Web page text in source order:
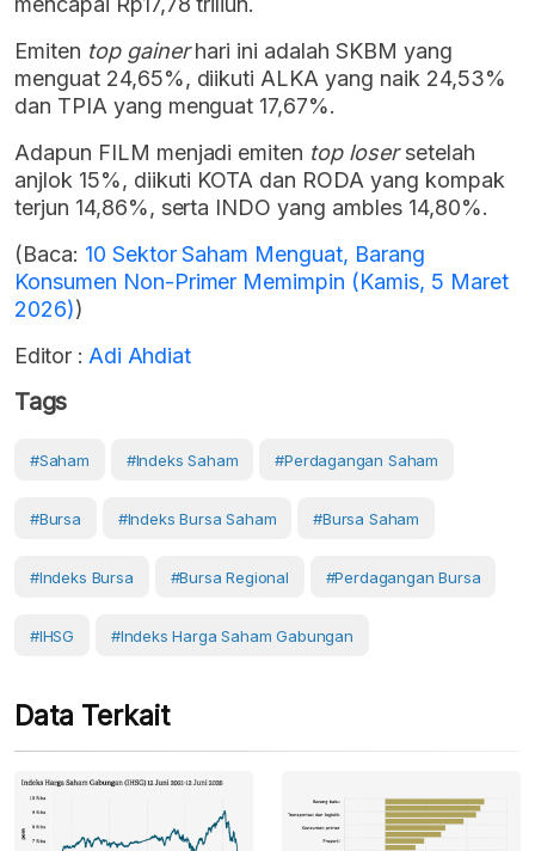
Emiten top gainerhari ini adalah SKBM yang
menguat 24,65%, diikuti ALKA yang naik 24,53%
dan TPIA yang menguat 17,67%.
Adapun FILM menjadi emiten top losersetelah
anjlok 15%, diikuti KOTA dan RODA yang kompak
terjun 14,86%, serta INDO yang ambles 14,80%.
(Baca: 10 Sektor Saham Menguat, Barang
Konsumen Non-Primer Memimpin (Kamis, 5 Maret
2026))
Editor : Adi Ahdiat
Tags
#Saham #Indeks Saham #Perdagangan Saham
#Bursa #Indeks Bursa Saham #Bursa Saham
#Indeks Bursa #Bursa Regional #Perdagangan Bursa
#IHSG #Indeks Harga Saham Gabungan
Data Terkait